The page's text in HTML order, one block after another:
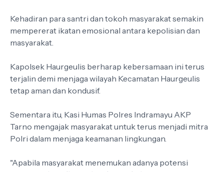
Kehadiran para santri dan tokoh masyarakat semakin
mempererat ikatan emosional antara kepolisian dan
masyarakat.
Kapolsek Haurgeulis berharap kebersamaan ini terus
terjalin demi menjaga wilayah Kecamatan Haurgeulis
tetap aman dan kondusif.
Sementara itu, Kasi Humas Polres Indramayu AKP
Tarno mengajak masyarakat untuk terus menjadi mitra
Polri dalam menjaga keamanan lingkungan.
"Apabila masyarakat menemukan adanya potensi